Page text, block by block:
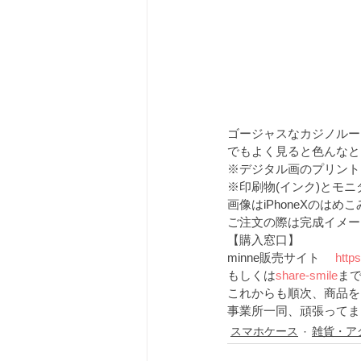
ゴージャスなカジノル
でもよく見ると色んな
※デジタル画のプリン
※印刷物(インク)とモニ
画像はiPhoneXのはめ
ご注文の際は完成イメ
【購入窓口】
minne販売サイト
もしくはshare-smileま
これからも順次、商品
事業所一同、頑張って
スマホケース 雑貨・ア